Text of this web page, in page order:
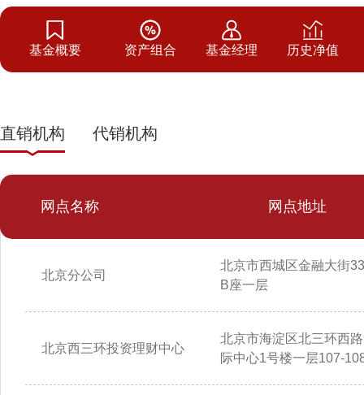
基金概要 资产组合 基金经理 历史净值
直销机构 代销机构
网点名称 网点地址
北京分公司
北京市西城区金融大街
B座一层
北京西三环投资理财中心
北京市海淀区北三环西
际中心1号楼一层107-